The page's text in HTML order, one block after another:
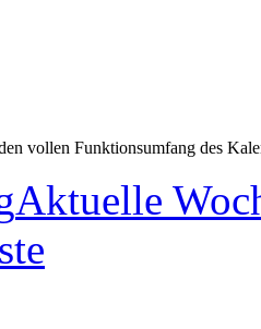
vollen Funktionsumfang des
Aktuelle